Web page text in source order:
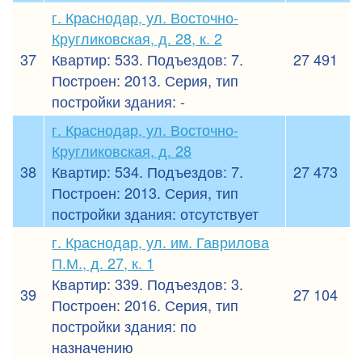
37
г. Краснодар, ул. Восточно-
Кругликовская, д. 28, к. 2
Квартир: 533. Подъездов: 7.
Построен: 2013. Серия, тип
постройки здания: -
27 491
38
г. Краснодар, ул. Восточно-
Кругликовская, д. 28
Квартир: 534. Подъездов: 7.
Построен: 2013. Серия, тип
постройки здания: отсутствует
27 473
39
г. Краснодар, ул. им. Гаврилова
П.М., д. 27, к. 1
Квартир: 339. Подъездов: 3.
Построен: 2016. Серия, тип
постройки здания: по
назначению
27 104